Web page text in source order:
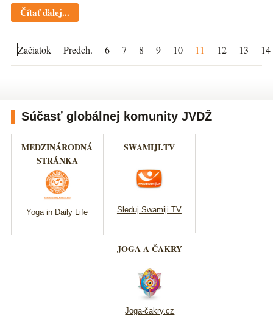
Čítať ďalej...
Začiatok Predch. 6 7 8 9 10 11 12 13 14
Súčasť globálnej komunity JVDŽ
MEDZINÁRODNÁ
STRÁNKA
Yoga in Daily Life
SWAMIJI.TV
Sleduj Swamiji TV
JOGA A ČAKRY
Joga-čakry.cz